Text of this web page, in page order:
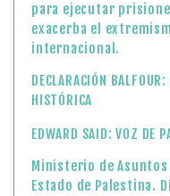
para ejecutar
exacerba el
internacional.
DECLARACIÓN
HISTÓRICA
EDWARD SAID: VOZ DE
Ministerio de
Estado de Palestina.